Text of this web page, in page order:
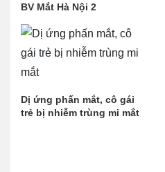
BV Mắt Hà Nội 2
Dị ứng phấn mắt, cô gái
trẻ bị nhiễm trùng mi mắt